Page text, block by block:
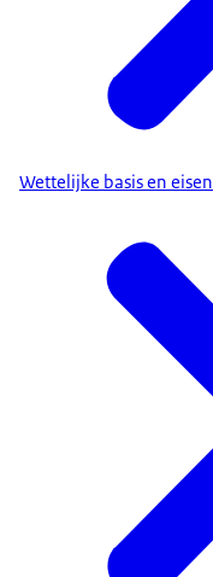
Wettelijke basis en eisen